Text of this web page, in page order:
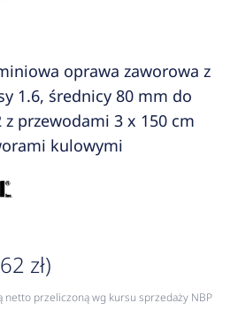
oprawa zaworowa z
1.6, średnicy 80 mm do
z przewodami 3 x 150 cm
kulowymi
zł)
netto przeliczoną wg kursu sprzedaży NBP